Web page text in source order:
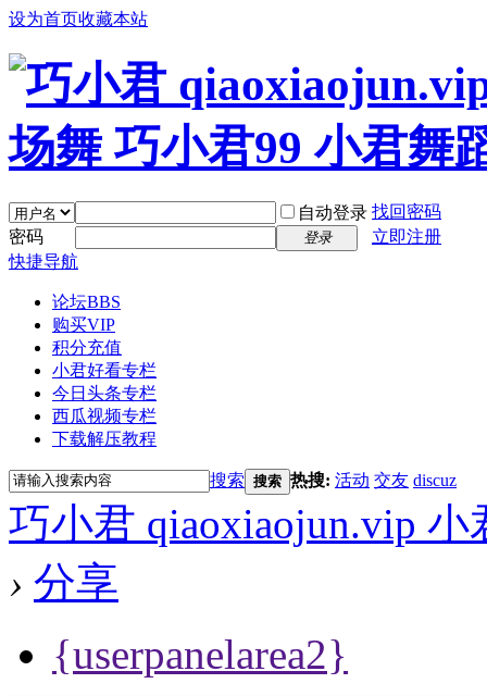
设为首页收藏本站
自动登录 找回密码
密码
登录
立即注册
快捷导航
论坛BBS
购买VIP
积分充值
小君好看专栏
今日头条专栏
西瓜视频专栏
下载解压教程
搜索 搜索 热搜: 活动 交友 discuz
巧小君 qiaoxiaojun.vip
› 分享
{userpanelarea2}